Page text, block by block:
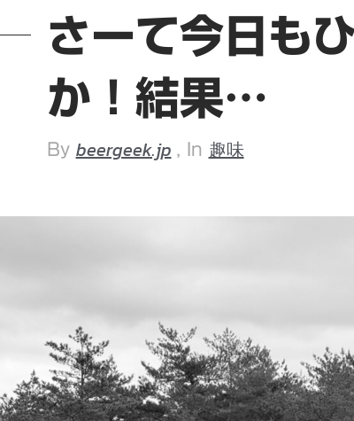
さーて今日も
か！結果…
By beergeek.jp , In 趣味